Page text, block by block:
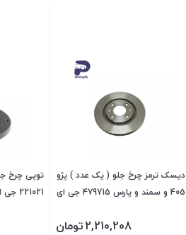
دیسک ترمز چرخ جلو ( یک عدد ) پژو
405 و سمند و پارس 479715 جی ای
2,210,208تومان
221021 جی ای اس پی